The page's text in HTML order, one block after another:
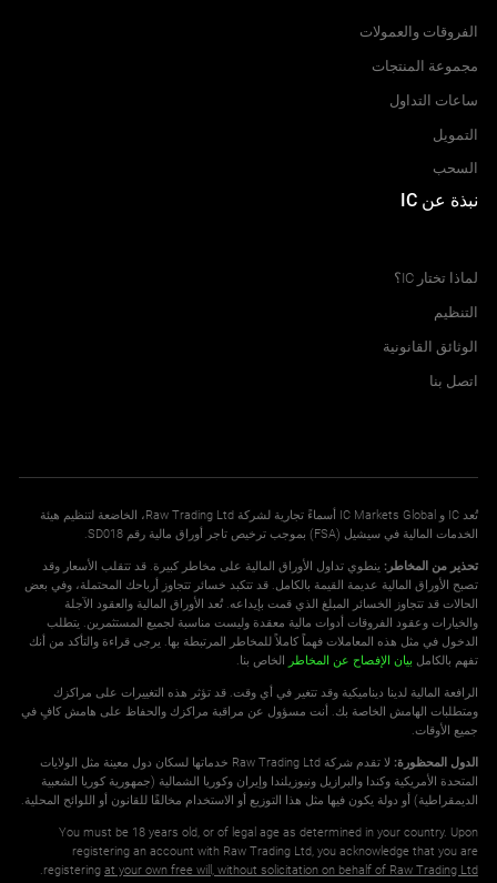
الفروقات والعمولات
مجموعة المنتجات
ساعات التداول
التمويل
السحب
نبذة عن IC
لماذا تختار IC؟
التنظيم
الوثائق القانونية
اتصل بنا
تُعد IC و IC Markets Global أسماءً تجارية لشركة Raw Trading Ltd، الخاضعة لتنظيم هيئة
الخدمات المالية في سيشيل (FSA) بموجب ترخيص تاجر أوراق مالية رقم SD018.
تحذير من المخاطر: ينطوي تداول الأوراق المالية على مخاطر كبيرة. قد تتقلب الأسعار وقد
تصبح الأوراق المالية عديمة القيمة بالكامل. قد تتكبد خسائر تتجاوز أرباحك المحتملة، وفي بعض
الحالات قد تتجاوز الخسائر المبلغ الذي قمت بإيداعه. تُعد الأوراق المالية والعقود الآجلة
والخيارات وعقود الفروقات أدوات مالية معقدة وليست مناسبة لجميع المستثمرين. يتطلب
الدخول في مثل هذه المعاملات فهماً كاملاً للمخاطر المرتبطة بها. يرجى قراءة والتأكد من أنك
تفهم بالكامل بيان الإفصاح عن المخاطر الخاص بنا.
الرافعة المالية لدينا ديناميكية وقد تتغير في أي وقت. قد تؤثر هذه التغييرات على مراكزك
ومتطلبات الهامش الخاصة بك. أنت مسؤول عن مراقبة مراكزك والحفاظ على هامش كافٍ في
جميع الأوقات.
الدول المحظورة:
لا تقدم شركة Raw Trading Ltd خدماتها لسكان دول معينة مثل الولايات
المتحدة الأمريكية وكندا والبرازيل ونيوزيلندا وإيران وكوريا الشمالية (جمهورية كوريا الشعبية
الديمقراطية) أو دولة يكون فيها مثل هذا التوزيع أو الاستخدام مخالفًا للقانون أو اللوائح المحلية.
You must be 18 years old, or of legal age as determined in your country. Upon
registering an account with Raw Trading Ltd, you acknowledge that you are
registering at your own free will, without solicitation on behalf of Raw Trading Ltd
.